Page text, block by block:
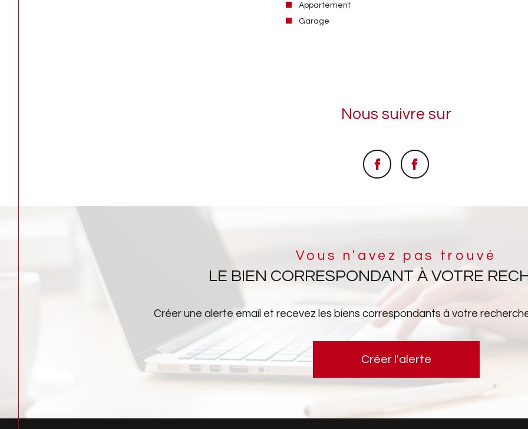
Appartement
Garage
Nous suivre sur
Vous n'avez pas trouvé
LE BIEN CORRESPONDANT À VOTRE
Créer une alerte email et recevez les biens correspondants à votre
Créer l'alerte